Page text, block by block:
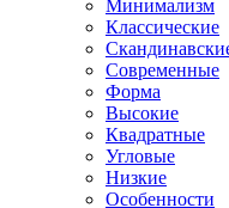
Минимализм
Классические
Современные
Форма
Высокие
Квадратные
Угловые
Низкие
Особенности